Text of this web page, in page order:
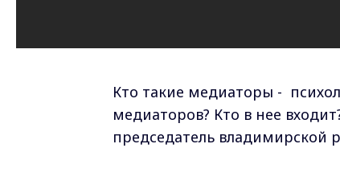
Кто такие медиаторы -
медиаторов? Кто в нее
председатель владимирской